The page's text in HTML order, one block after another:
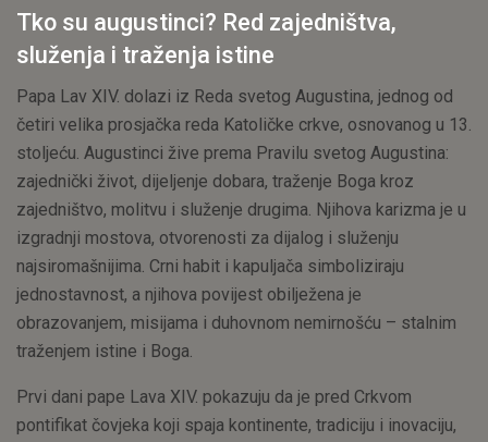
Tko su augustinci? Red zajedništva,
služenja i traženja istine
Papa Lav XIV. dolazi iz Reda svetog Augustina, jednog od
četiri velika prosjačka reda Katoličke crkve, osnovanog u 13.
stoljeću. Augustinci žive prema Pravilu svetog Augustina:
zajednički život, dijeljenje dobara, traženje Boga kroz
zajedništvo, molitvu i služenje drugima. Njihova karizma je u
izgradnji mostova, otvorenosti za dijalog i služenju
najsiromašnijima. Crni habit i kapuljača simboliziraju
jednostavnost, a njihova povijest obilježena je
obrazovanjem, misijama i duhovnom nemirnošću – stalnim
traženjem istine i Boga.
Prvi dani pape Lava XIV. pokazuju da je pred Crkvom
pontifikat čovjeka koji spaja kontinente, tradiciju i inovaciju,